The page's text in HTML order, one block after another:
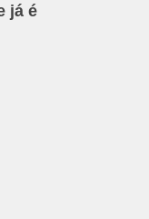
já é